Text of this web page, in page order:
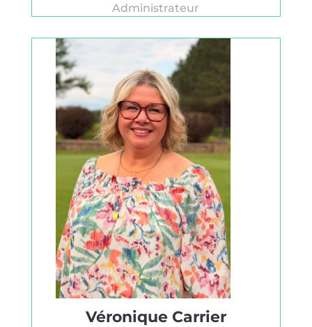
Administrateur
Véronique Carrier